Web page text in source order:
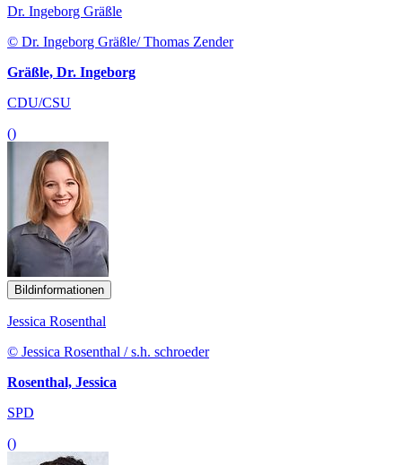
Dr. Ingeborg Gräßle
© Dr. Ingeborg Gräßle/ Thomas Zender
Gräßle, Dr. Ingeborg
CDU/CSU
()
Bildinformationen
Jessica Rosenthal
© Jessica Rosenthal / s.h. schroeder
Rosenthal, Jessica
SPD
()